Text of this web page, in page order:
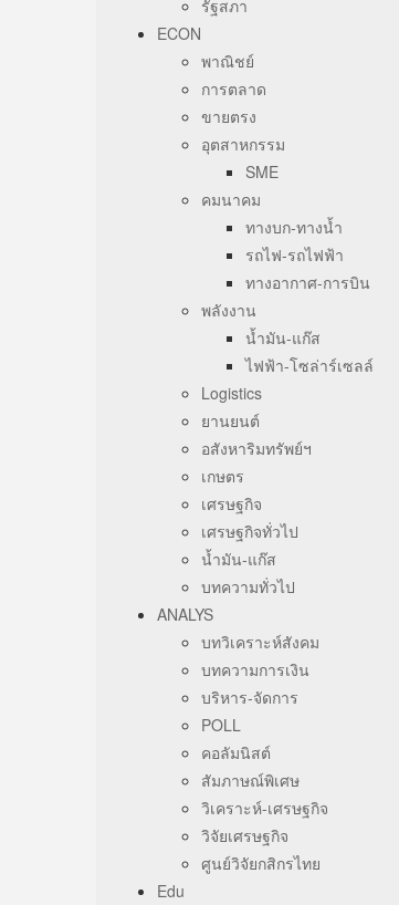
รัฐสภา
ECON
พาณิชย์
การตลาด
ขายตรง
อุตสาหกรรม
SME
คมนาคม
ทางบก-ทางน้ำ
รถไฟ-รถไฟฟ้า
ทางอากาศ-การบิน
พลังงาน
น้ำมัน-แก๊ส
ไฟฟ้า-โซล่าร์เซลล์
Logistics
ยานยนต์
อสังหาริมทรัพย์ฯ
เกษตร
เศรษฐกิจ
เศรษฐกิจทั่วไป
น้ำมัน-แก๊ส
บทความทั่วไป
ANALYS
บทวิเคราะห์สังคม
บทความการเงิน
บริหาร-จัดการ
POLL
คอลัมนิสต์
สัมภาษณ์พิเศษ
วิเคราะห์-เศรษฐกิจ
วิจัยเศรษฐกิจ
ศูนย์วิจัยกสิกรไทย
Edu